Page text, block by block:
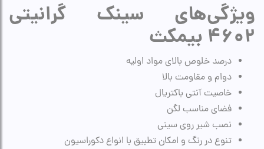
ویژگی‌های سینک گرانیتی
۴۶۰۲ بیمکث
درصد خلوص بالای مواد اولیه
دوام و مقاومت بالا
خاصیت آنتی باکتریال
فضای مناسب لگن
نصب شیر روی سینی
تنوع در رنگ و امکان تطبیق با انواع دکوراسیون‌